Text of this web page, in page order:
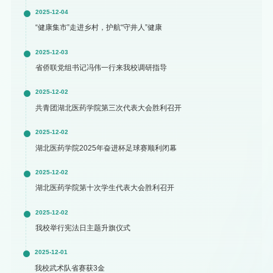
2025-12-04
“健康集市”走进乡村，护航“守井人”健康
2025-12-03
省侨联党组书记冯伟一行来我校调研指导
2025-12-02
共青团湖北医药学院第三次代表大会胜利召开
2025-12-02
湖北医药学院2025年奋进杯足球赛顺利闭幕
2025-12-02
湖北医药学院第十次学生代表大会胜利召开
2025-12-02
我校举行宪法日主题升旗仪式
2025-12-01
我校武术队省赛获3金